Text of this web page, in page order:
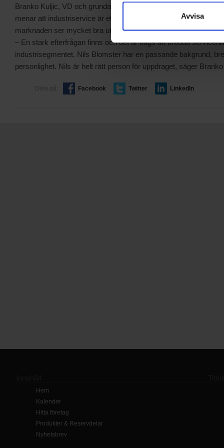
Avvisa
Branko Kuljic, VD och grundare till Chemiclean AB välkomnar
menar att industriservice är ett affärsområde med utrymme för
marknaden ser mycket bra ut.
– En stark efterfrågan finns och det är dags att bredda
industrisegmentet. Nils Blomster har en passande bakgrund,
personlighet. Nils är helt rätt person för uppdraget, säger
Facebook Twitter LinkedIn
Hem
Kalender
Hitta företag
Produkter & Reservdelar
Nyhetsbrev